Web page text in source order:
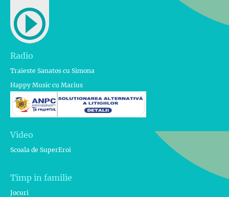
Radio
Traieste Sanatos cu Simona
Happy Music cu Marius
Video
Scoala de SuperEroi
Timp in familie
Jocuri